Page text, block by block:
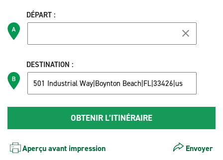
DÉPART :
DESTINATION :
Aperçu avant impression Envoyer